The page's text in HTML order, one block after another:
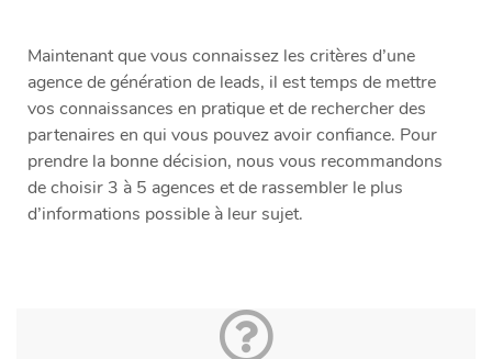
Maintenant que vous connaissez les critères d’une
agence de génération de leads, il est temps de mettre
vos connaissances en pratique et de rechercher des
partenaires en qui vous pouvez avoir confiance. Pour
prendre la bonne décision, nous vous recommandons
de choisir 3 à 5 agences et de rassembler le plus
d’informations possible à leur sujet.